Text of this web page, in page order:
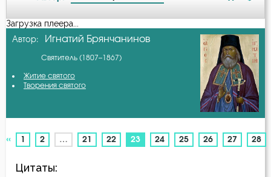
Ад
Ангел
Антихрист
А-я
Авва Дорофей
Авва Исайя (Скитский)
Авва Феона
Авва Филимон
Аврелий Августин
Загрузка плеера...
Автор: Игнатий Брянчанинов
Святитель (1807–1867)
Житие святого
Творения святого
« 1 2 … 21 22 23(current)
24 25 26 27 28
Цитаты: